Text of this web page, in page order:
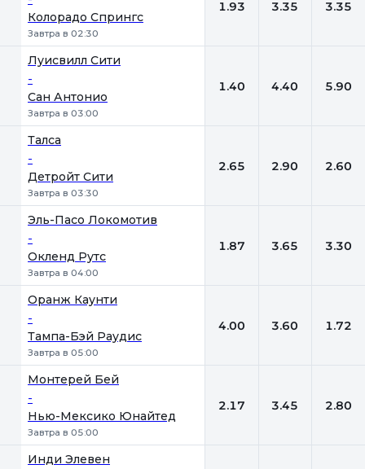
Колорадо Спрингс
Завтра в 02:30
1.93 3.35 3.35
Луисвилл Сити
-
Сан Антонио
Завтра в 03:00
1.40 4.40 5.90
Талса
-
Детройт Сити
Завтра в 03:30
2.65 2.90 2.60
Эль-Пасо Локомотив
-
Окленд Рутс
Завтра в 04:00
1.87 3.65 3.30
Оранж Каунти
-
Тампа-Бэй Рaудис
Завтра в 05:00
4.00 3.60 1.72
Монтерей Бей
-
Нью-Мексико Юнайтед
Завтра в 05:00
2.17 3.45 2.80
Инди Элевен